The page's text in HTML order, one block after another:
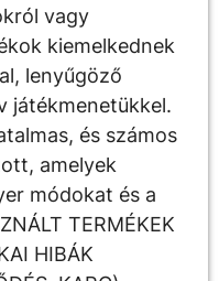
vagy
kiemelkednek
lenyűgöző
játékmenetükkel.
és számos
amelyek
módokat és a
TERMÉKEK
HIBÁK